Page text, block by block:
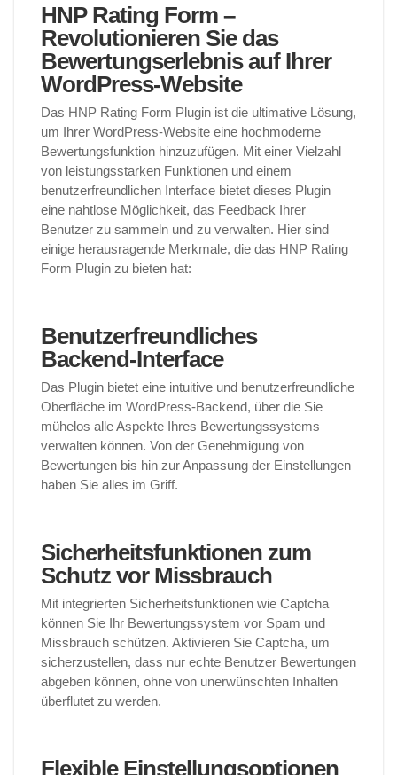
HNP Rating Form –
Revolutionieren Sie das
Bewertungserlebnis auf Ihrer
WordPress-Website
Das HNP Rating Form Plugin ist die ultimative Lösung,
um Ihrer WordPress-Website eine hochmoderne
Bewertungsfunktion hinzuzufügen. Mit einer Vielzahl
von leistungsstarken Funktionen und einem
benutzerfreundlichen Interface bietet dieses Plugin
eine nahtlose Möglichkeit, das Feedback Ihrer
Benutzer zu sammeln und zu verwalten. Hier sind
einige herausragende Merkmale, die das HNP Rating
Form Plugin zu bieten hat:
Benutzerfreundliches
Backend-Interface
Das Plugin bietet eine intuitive und benutzerfreundliche
Oberfläche im WordPress-Backend, über die Sie
mühelos alle Aspekte Ihres Bewertungssystems
verwalten können. Von der Genehmigung von
Bewertungen bis hin zur Anpassung der Einstellungen
haben Sie alles im Griff.
Sicherheitsfunktionen zum
Schutz vor Missbrauch
Mit integrierten Sicherheitsfunktionen wie Captcha
können Sie Ihr Bewertungssystem vor Spam und
Missbrauch schützen. Aktivieren Sie Captcha, um
sicherzustellen, dass nur echte Benutzer Bewertungen
abgeben können, ohne von unerwünschten Inhalten
überflutet zu werden.
Flexible Einstellungsoptionen